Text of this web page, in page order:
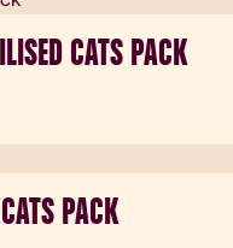
CATS PACK
PACK